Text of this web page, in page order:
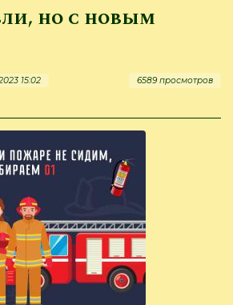
но с новым
15:02 6589 просмотров